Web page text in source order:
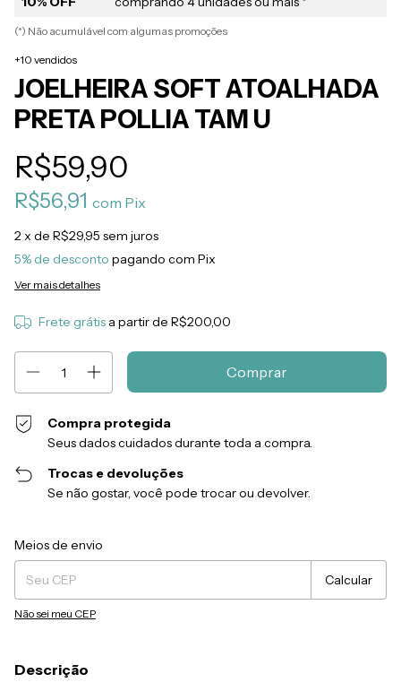
(*) Não acumulável com algumas promoções
+10 vendidos
JOELHEIRA SOFT ATOALHADA
PRETA POLLIA TAM U
R$59,90
R$56,91 com Pix
2x de R$29,95 sem juros
5% de desconto pagando com Pix
Ver mais detalhes
Frete grátis a partir de R$200,00
Compra protegida
Seus dados cuidados durante toda a compra.
Trocas e devoluções
Se não gostar, você pode trocar ou devolver.
Entregas para o CEP:
Meios de envio
Calcular
Não sei meu CEP
Descrição